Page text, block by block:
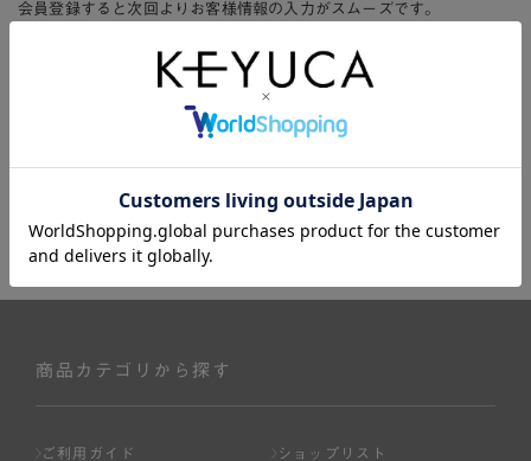
会員登録すると次回よりお客様情報の入力がスムーズです。
ージ、購入履歴をご利用いただけます。
商品カテゴリから探す
ご利用ガイド ショップリスト